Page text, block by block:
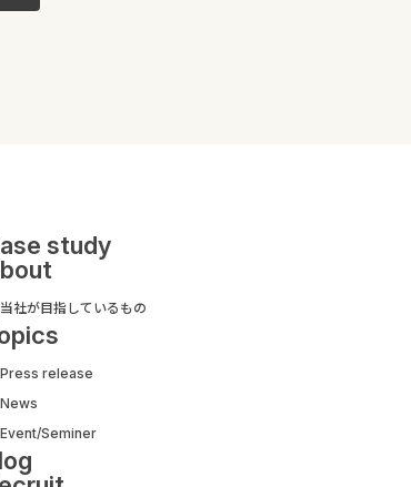
study
当社が目指しているもの
Press release
News
Event/Seminer